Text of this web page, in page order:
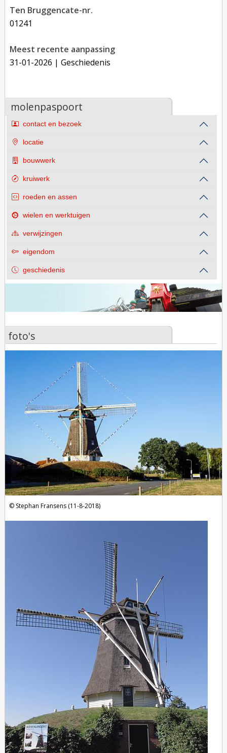
Ten Bruggencate-nr.
01241
Meest recente aanpassing
31-01-2026 | Geschiedenis
molenpaspoort
contact en bezoek
locatie
bouwwerk
kruiwerk
roeden en assen
wielen en werktuigen
verwijzingen
eigendom
geschiedenis
foto's
Stephan Fransens (11-8-2018)